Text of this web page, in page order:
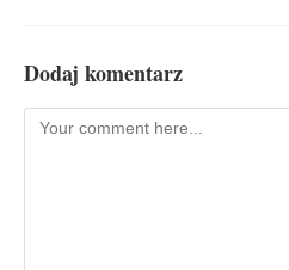
Dodaj komentarz